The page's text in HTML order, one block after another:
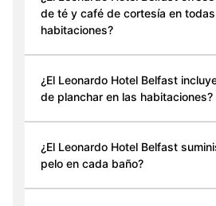
de té y café de cortesía en
habitaciones?
¿El Leonardo Hotel Belfast
de planchar en las habitaciones?
¿El Leonardo Hotel Belfast
pelo en cada baño?